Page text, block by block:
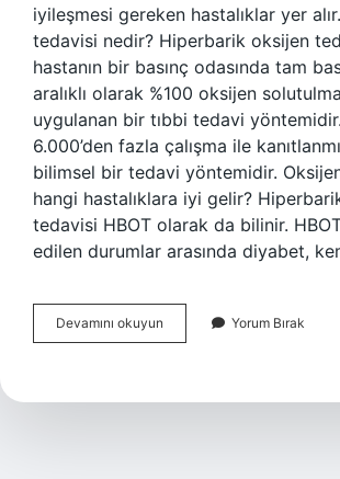
iyileşmesi gereken hastalıklar yer
tedavisi nedir? Hiperbarik oksijen
hastanın bir basınç odasında tam
aralıklı olarak %100 oksijen
uygulanan bir tıbbi tedavi
6.000’den fazla çalışma ile
bilimsel bir tedavi yöntemidir.
hangi hastalıklara iyi gelir?
tedavisi HBOT olarak da bilinir.
edilen durumlar arasında diyabet,
Devamını okuyun
Tedavisi
Yorum Bırak